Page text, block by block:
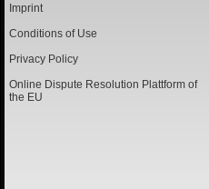
Imprint
Conditions of Use
Privacy Policy
Online Dispute Resolution Plattform of
the EU